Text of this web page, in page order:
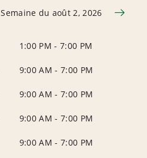
Semaine du août 2, 2026
1:00 PM - 7:00 PM
9:00 AM - 7:00 PM
9:00 AM - 7:00 PM
9:00 AM - 7:00 PM
9:00 AM - 7:00 PM